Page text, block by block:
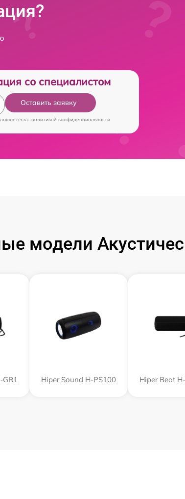
со специалистом
Оставить заявку
c политикой конфиденциальности
модели
Hiper Sound H-PS100 Hiper Beat